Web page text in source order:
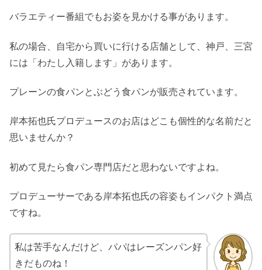
バラエティー番組でもお姿を見かける事があります。
私の場合、自宅から買いに行ける店舗として、神戸、三宮
には「わたし入籍します」があります。
プレーンの食パンとぶどう食パンが販売されています。
岸本拓也氏プロデュースのお店はどこも個性的な名前だと
思いませんか？
初めて見たら食パン専門店だと思わないですよね。
プロデューサーである岸本拓也氏の容姿もインパクト満点
ですね。
私は苦手なんだけど、パパはレーズンパン好
きだものね！